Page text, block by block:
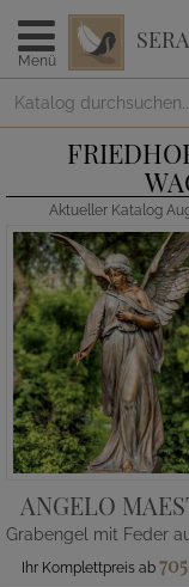
Menü
Aktueller Katalog
ANGELO
Ihr Komplettpreis ab